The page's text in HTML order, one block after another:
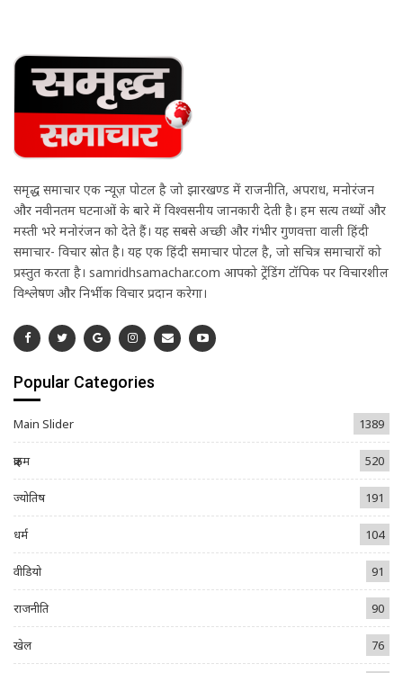
समृद्ध समाचार एक न्यूज़ पोर्टल है जो झारखण्ड में राजनीति, अपराध, मनोरंजन
और नवीनतम घटनाओं के बारे में विश्वसनीय जानकारी देती है। हम सत्य तथ्यों और
मस्ती भरे मनोरंजन को देते हैं। यह सबसे अच्छी और गंभीर गुणवत्ता वाली हिंदी
समाचार- विचार स्रोत है। यह एक हिंदी समाचार पोर्टल है, जो सचित्र समाचारों को
प्रस्तुत करता है। samridhsamachar.com आपको ट्रेंडिंग टॉपिक पर विचारशील
विश्लेषण और निर्भीक विचार प्रदान करेगा।
Popular Categories
Main Slider 1389
क्राइम 520
ज्योतिष 191
धर्म 104
वीडियो 91
राजनीति 90
खेल 76